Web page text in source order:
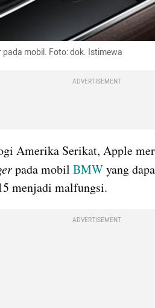
mobil. Foto: dok. Istimewa
ADVERTISEMENT
pada mobil BMW yang
menjadi malfungsi.
ADVERTISEMENT